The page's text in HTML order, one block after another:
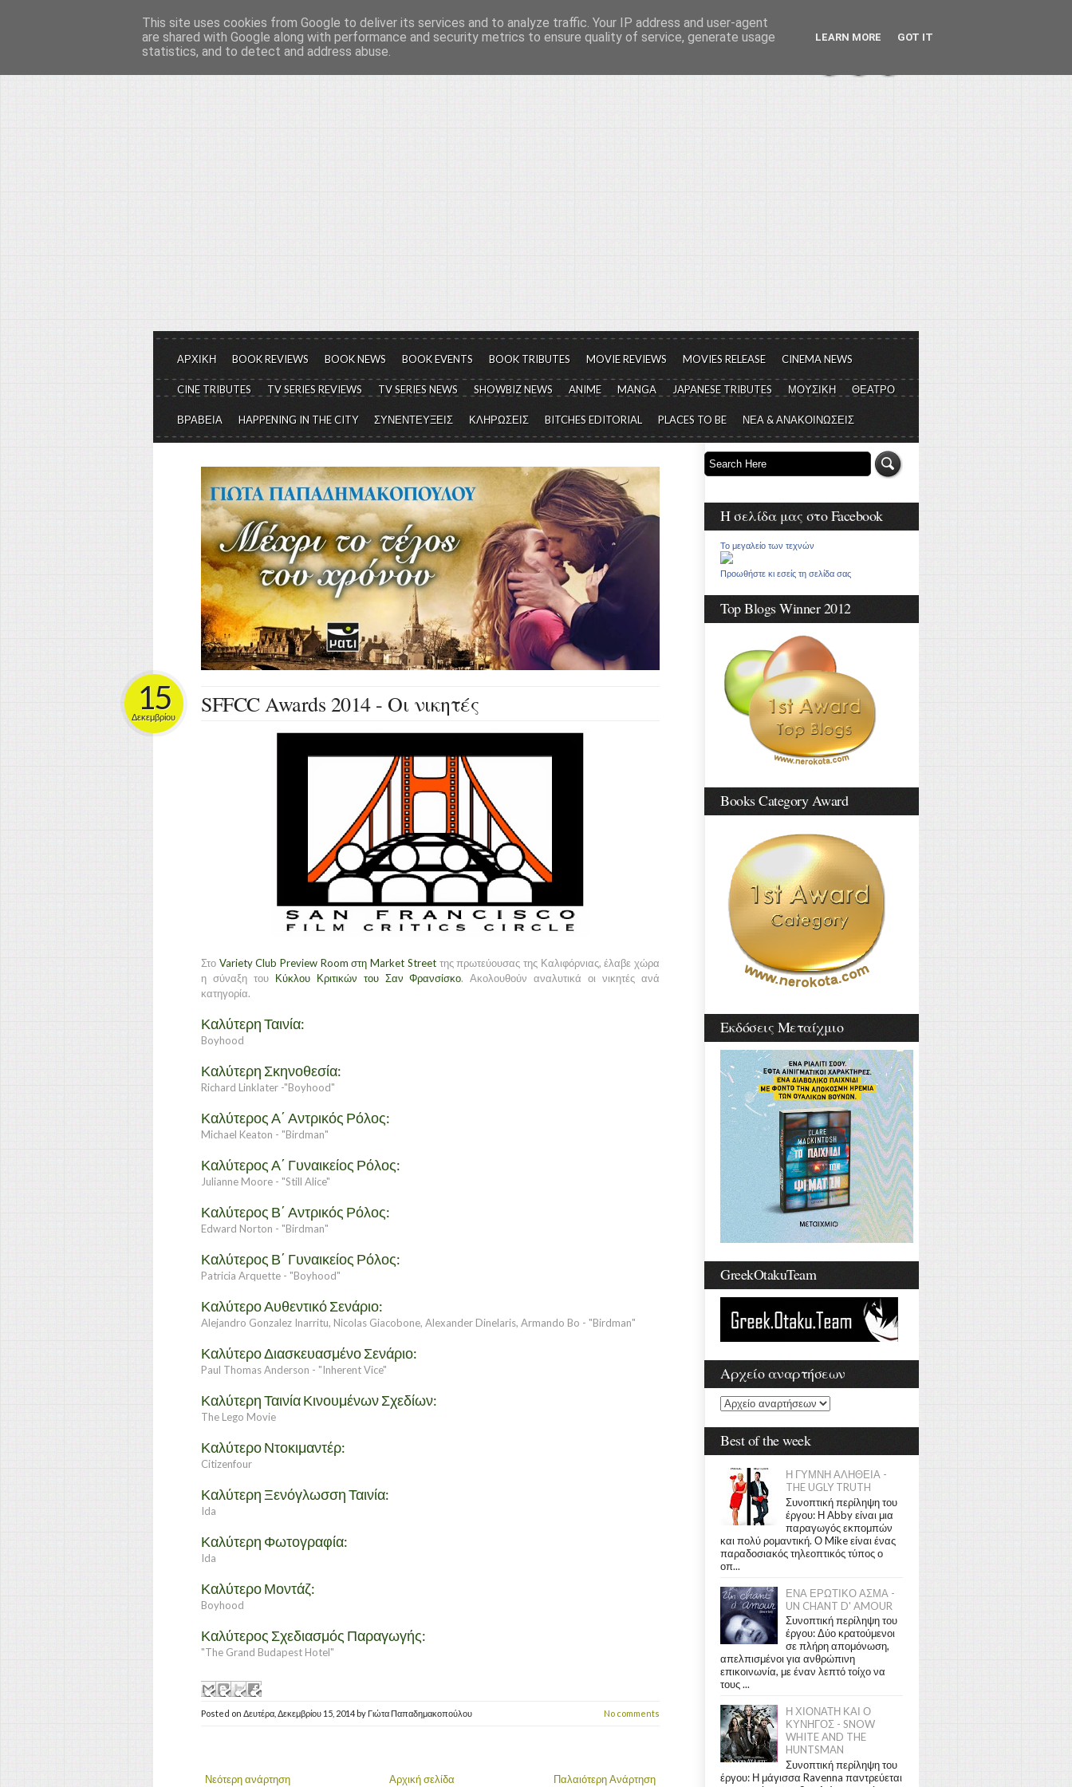
Το μεγαλείο των Τεχνών...
Είμαστε πάντα εδώ για να μιλάμε για τον πολιτισμό, σε κάθε του μορφή και έκταση...
ΑΡΧΙΚΗ BOOK REVIEWS BOOK NEWS BOOK EVENTS BOOK TRIBUTES MOVIE REVIEWS MOVIES RELEASE CINEMA NEWS
CINE TRIBUTES TV SERIES REVIEWS TV SERIES NEWS SHOWBIZ NEWS ANIME MANGA JAPANESE TRIBUTES ΜΟΥΣΙΚΗ ΘΕΑΤΡΟ
ΒΡΑΒΕΙΑ HAPPENING IN THE CITY ΣΥΝΕΝΤΕΥΞΕΙΣ ΚΛΗΡΩΣΕΙΣ BITCHES EDITORIAL PLACES TO BE ΝΕΑ & ΑΝΑΚΟΙΝΩΣΕΙΣ
SFFCC Awards 2014 - Οι νικητές
15
Δεκεμβρίου
Στο Variety Club Preview Room στη Market Street της πρωτεύουσας της Καλιφόρνιας, έλαβε χώρα
η σύναξη του Κύκλου Κριτικών του Σαν Φρανσίσκο. Ακολουθούν αναλυτικά οι νικητές ανά
κατηγορία.
Καλύτερη Ταινία:
Boyhood
Καλύτερη Σκηνοθεσία:
Richard Linklater -"Boyhood"
Καλύτερος Α΄ Αντρικός Ρόλος:
Michael Keaton - "Birdman"
Καλύτερος Α΄ Γυναικείος Ρόλος:
Julianne Moore - "Still Alice"
Καλύτερος Β΄ Αντρικός Ρόλος:
Edward Norton - "Birdman"
Καλύτερος Β΄ Γυναικείος Ρόλος:
Patricia Arquette - "Boyhood"
Καλύτερο Αυθεντικό Σενάριο:
Alejandro Gonzalez Inarritu, Nicolas Giacobone, Alexander Dinelaris, Armando Bo - "Birdman"
Καλύτερο Διασκευασμένο Σενάριο:
Paul Thomas Anderson - "Inherent Vice"
Καλύτερη Ταινία Κινουμένων Σχεδίων:
The Lego Movie
Καλύτερο Ντοκιμαντέρ:
Citizenfour
Καλύτερη Ξενόγλωσση Ταινία:
Ida
Καλύτερη Φωτογραφία:
Ida
Καλύτερο Μοντάζ:
Boyhood
Καλύτερος Σχεδιασμός Παραγωγής:
"The Grand Budapest Hotel"
Posted on Δευτέρα, Δεκεμβρίου 15, 2014 by Γιώτα Παπαδημακοπούλου No comments
Νεότερη ανάρτηση Παλαιότερη Ανάρτηση
Αρχική σελίδα
Η σελίδα μας στο Facebook
Το μεγαλείο των τεχνών
Προωθήστε κι εσείς τη σελίδα σας
Top Blogs Winner 2012
Books Category Award
Εκδόσεις Μεταίχμιο
GreekOtakuTeam
Αρχείο αναρτήσεων
Best of the week
Η ΓΥΜΝΗ ΑΛΗΘΕΙΑ -
THE UGLY TRUTH
Συνοπτική περίληψη του
έργου: Η Abby είναι μια
παραγωγός εκπομπών
και πολύ ρομαντική. Ο Mike είναι ένας
παραδοσιακός τηλεοπτικός τύπος ο
οπ...
ΕΝΑ ΕΡΩΤΙΚΟ ΑΣΜΑ -
UN CHANT D' AMOUR
Συνοπτική περίληψη του
έργου: Δύο κρατούμενοι
σε πλήρη απομόνωση,
απελπισμένοι για ανθρώπινη
επικοινωνία, με έναν λεπτό τοίχο να
τους ...
Η ΧΙΟΝΑΤΗ ΚΑΙ Ο
ΚΥΝΗΓΟΣ - SNOW
WHITE AND THE
HUNTSMAN
Συνοπτική περίληψη του
έργου: Η μάγισσα Ravenna παντρεύεται
This site uses cookies from Google to deliver its services and to analyze traffic. Your IP address and user-agent
are shared with Google along with performance and security metrics to ensure quality of service, generate usage
statistics, and to detect and address abuse.
LEARN MORE GOT IT